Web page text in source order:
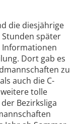
die diesjährige
später
Informationen
Dort gab es
zu
auch die C-
tolle
Bezirksliga